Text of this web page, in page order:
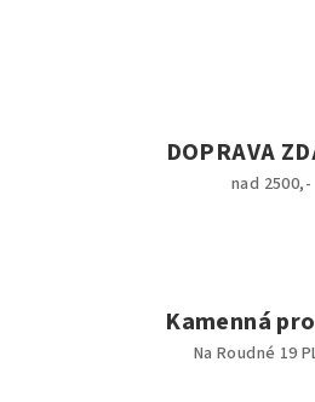
DOPRAVA
nad 2500,-
Kamenná
Na Roudné 19